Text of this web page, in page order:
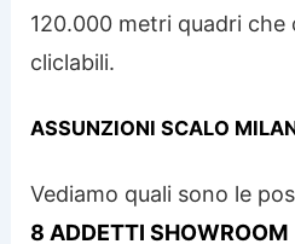
120.000 metri quadri
cliclabili.
ASSUNZIONI SCALO
Vediamo quali sono le
8 ADDETTI SHOWROOM